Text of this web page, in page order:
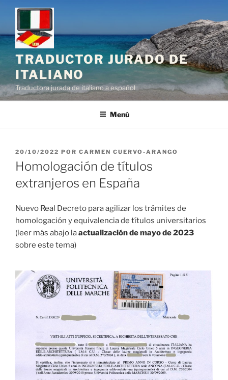
Saltar
contenido
TRADUCTOR JURADO DE
ITALIANO
Traductora jurada de italiano a español
Menú
PUBLICADO
EL
20/10/2022 POR CARMEN CUERVO-ARANGO
Homologación de títulos
extranjeros en España
Nuevo Real Decreto para agilizar los trámites de
homologación y equivalencia de títulos universitarios
(leer más abajo laactualización de mayo de 2023
sobre este tema)